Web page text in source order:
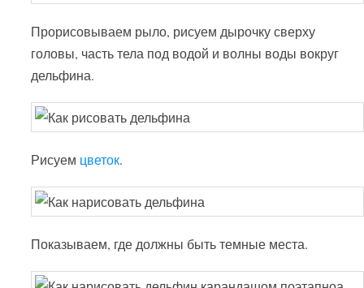
Прорисовываем рыло, рисуем дырочку сверху
головы, часть тела под водой и волны воды вокруг
дельфина.
Рисуем цветок.
Показываем, где должны быть темные места.